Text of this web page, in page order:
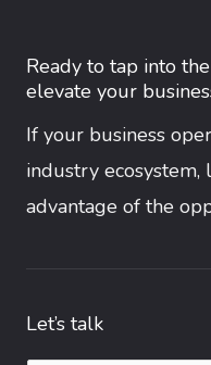
Ready to tap into
elevate your
If your business
industry ecosystem,
advantage of the
Let’s talk